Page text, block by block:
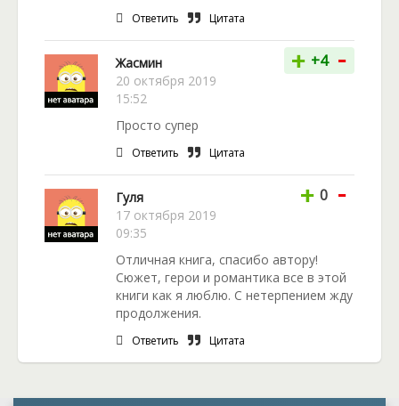
Ответить Цитата
Жасмин
20 октября 2019
15:52
+ +4 -
Просто супер
Ответить Цитата
Гуля
17 октября 2019
09:35
+ 0 -
Отличная книга, спасибо автору!
Сюжет, герои и романтика все в этой
книги как я люблю. С нетерпением жду
продолжения.
Ответить Цитата